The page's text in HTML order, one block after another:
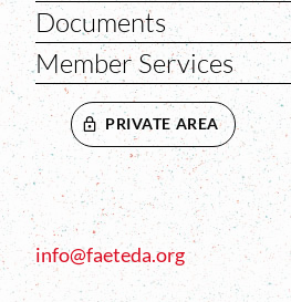
Documents
Member Services
PRIVATE AREA
info@faeteda.org